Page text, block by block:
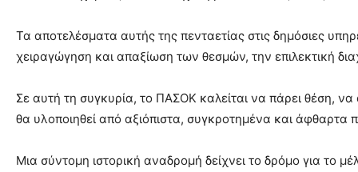
Τα αποτελέσματα αυτής της πενταετίας στις δημόσιες
χειραγώγηση και απαξίωση των θεσμών, την επιλεκτική
Σε αυτή τη συγκυρία, το ΠΑΣΟΚ καλείται να πάρει θέση, να
θα υλοποιηθεί από αξιόπιστα, συγκροτημένα και άφθαρτα
Μια σύντομη ιστορική αναδρομή δείχνει το δρόμο για το